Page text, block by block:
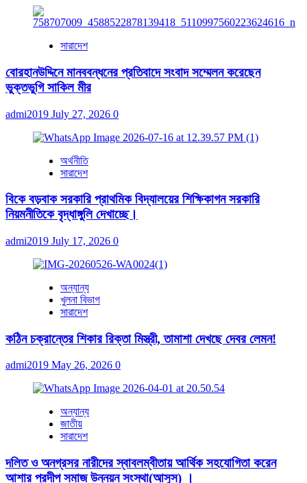
সারাদেশ
বোরহানউদ্দিনে মানববন্ধনের প্রতিবাদে সংবাদ সম্মেলন করেছেন
ভুক্তভুগি সাকিল মীর
admi2019 July 27, 2026 0
অর্থনীতি
সারাদেশ
বিকে বড়বাক সরকারি প্রাথমিক বিদ্যালয়ের শিক্ষিকাগন সরকারি
নিয়মনীতিকে বৃদ্ধাঙ্গুলি দেখাচ্ছে।
admi2019 July 17, 2026 0
অন্যান্য
খুলনা বিভাগ
সারাদেশ
কঠিন চক্রান্তের শিকার রিক্তা মিস্ত্রী, তামাশা দেখছে দেবর লেমন!
admi2019 May 26, 2026 0
অন্যান্য
জাতীয়
সারাদেশ
দলিত ও অনগ্রসর নারীদের স্বাবলম্বীতায় আর্থিক সহযোগিতা করেন
আশার প্রদীপ সমাজ উন্নয়ন সংস্থা(আসুস) ।